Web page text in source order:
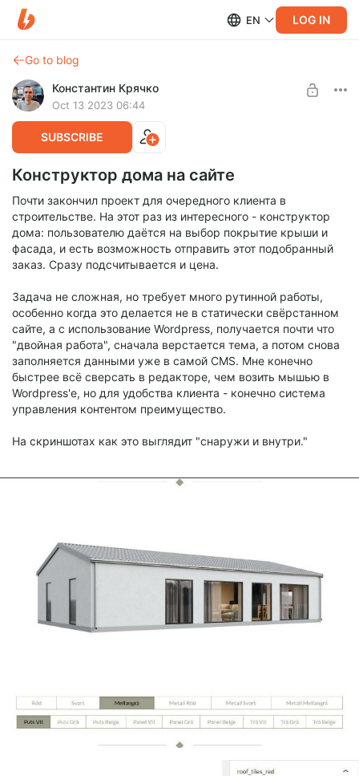
EN LOG IN
Go to blog
Константин Крячко
Oct 13 2023 06:44
SUBSCRIBE
Конструктор дома на сайте
Почти закончил проект для очередного клиента в
строительстве. На этот раз из интересного - конструктор
дома: пользователю даётся на выбор покрытие крыши и
фасада, и есть возможность отправить этот подобранный
заказ. Сразу подсчитывается и цена.
Задача не сложная, но требует много рутинной работы,
особенно когда это делается не в статически свёрстанном
сайте, а с использование Wordpress, получается почти что
"двойная работа", сначала верстается тема, а потом снова
заполняется данными уже в самой CMS. Мне конечно
быстрее всё сверсать в редакторе, чем возить мышью в
Wordpress'е, но для удобства клиента - конечно система
управления контентом преимущество.
На скриншотах как это выглядит "снаружи и внутри."